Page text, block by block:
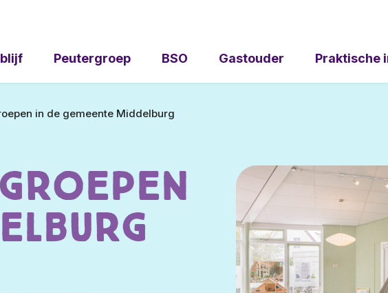
Peutergroep BSO Gastouder Praktische
in de gemeente Middelburg